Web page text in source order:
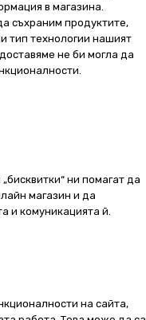
в магазина.
съхраним продуктите,
тип технологии нашият
не би могла да
ни помагат да
магазин и да
и комуникацията й.
на сайта,